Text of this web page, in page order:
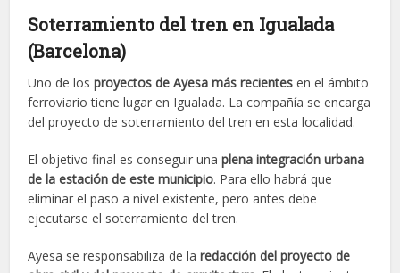
Soterramiento del tren en Igualada
(Barcelona)
Uno de losproyectos de Ayesa más recientes en el ámbito
ferroviario tiene lugar en Igualada. La compañía se encarga
del proyecto de soterramiento del tren en esta localidad.
El objetivo final es conseguir unaplena integración urbana
de la estación de este municipio. Para ello habrá que
eliminar el paso a nivel existente, pero antes debe
ejecutarse el soterramiento del tren.
Ayesa se responsabiliza de laredacción del proyecto de